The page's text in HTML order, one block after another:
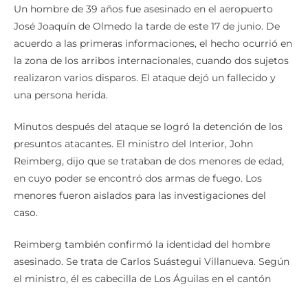
Un hombre de 39 años fue asesinado en el aeropuerto
José Joaquín de Olmedo la tarde de este 17 de junio. De
acuerdo a las primeras informaciones, el hecho ocurrió en
la zona de los arribos internacionales, cuando dos sujetos
realizaron varios disparos. El ataque dejó un fallecido y
una persona herida.
Minutos después del ataque se logró la detención de los
presuntos atacantes. El ministro del Interior, John
Reimberg, dijo que se trataban de dos menores de edad,
en cuyo poder se encontró dos armas de fuego. Los
menores fueron aislados para las investigaciones del
caso.
Reimberg también confirmó la identidad del hombre
asesinado. Se trata de Carlos Suástegui Villanueva. Según
el ministro, él es cabecilla de Los Águilas en el cantón